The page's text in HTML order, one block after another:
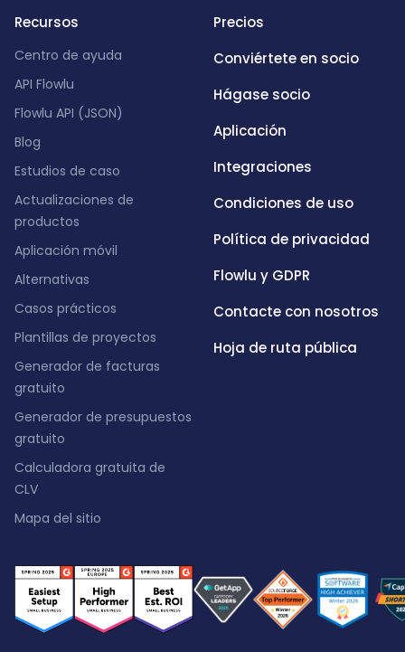
Recursos
Centro de ayuda
API Flowlu
Flowlu API (JSON)
Blog
Estudios de caso
Actualizaciones de
productos
Aplicación móvil
Alternativas
Casos prácticos
Plantillas de proyectos
Generador de facturas
gratuito
Generador de presupuestos
gratuito
Calculadora gratuita de
CLV
Mapa del sitio
Precios
Conviértete en socio
Hágase socio
Aplicación
Integraciones
Condiciones de uso
Política de privacidad
Flowlu y GDPR
Contacte con nosotros
Hoja de ruta pública